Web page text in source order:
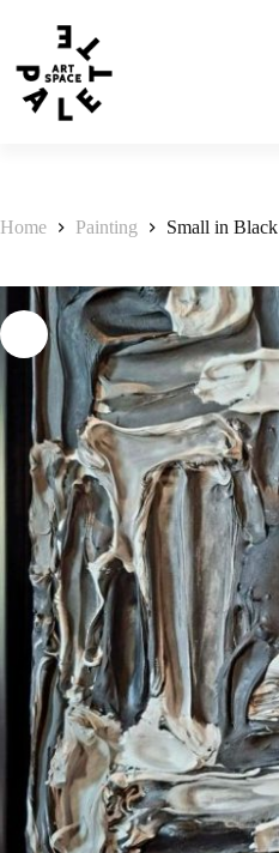
Home Painting Small in Black